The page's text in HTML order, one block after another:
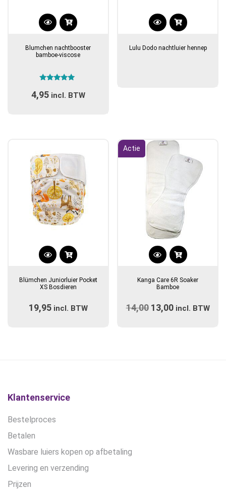
Blumchen nachtbooster
bamboe-viscose
5.00
uit 5
4,95 incl. BTW
Lulu Dodo nachtluier hennep
Blümchen Juniorluier Pocket
XS Bosdieren
19,95 incl. BTW
Actie
Dit
heeft
variaties.
Kanga Care 6R Soaker
Bamboe
14,00 Oorspronkelijke
13,00Huidige
incl. BTW
Klantenservice
Bestelproces
Betalen
Wasbare luiers kopen op afbetaling
Levering en verzending
Prijzen